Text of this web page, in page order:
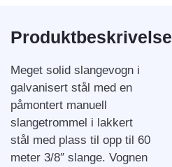
Produktbeskrivelse
Meget solid slangevogn i
galvanisert stål med en
påmontert manuell
slangetrommel i lakkert
stål med plass til opp til 60
meter 3/8″ slange. Vognen